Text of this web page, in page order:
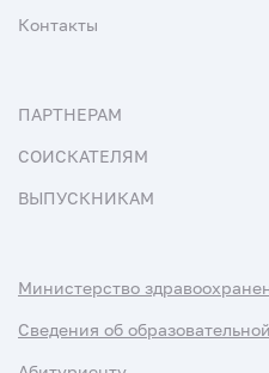
Контакты
ПАРТНЕРАМ
СОИСКАТЕЛЯМ
ВЫПУСКНИКАМ
Министерство
Сведения об